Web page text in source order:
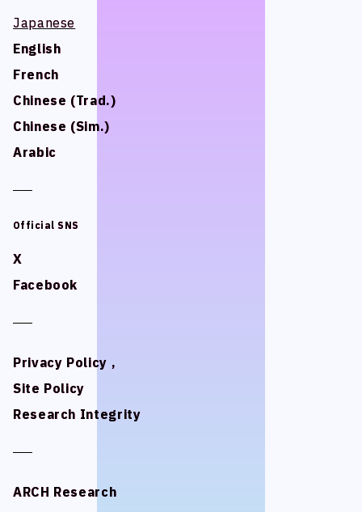
Japanese
English
French
Chinese (Trad.)
Chinese (Sim.)
Arabic
Official SNS
X
Facebook
Privacy Policy ,
Site Policy
Research Integrity
ARCH Research
ARCH Research
モンスターラウンジ
Yostar Pictures
ARCH Research
モンスターラウンジ
Yostar Pictures
Japanese
English
French
Chinese (Trad.)
Chinese (Sim.)
Arabic
Official SNS
X
Facebook
Privacy Policy ,
Site Policy
Research Integrity
ARCH Research